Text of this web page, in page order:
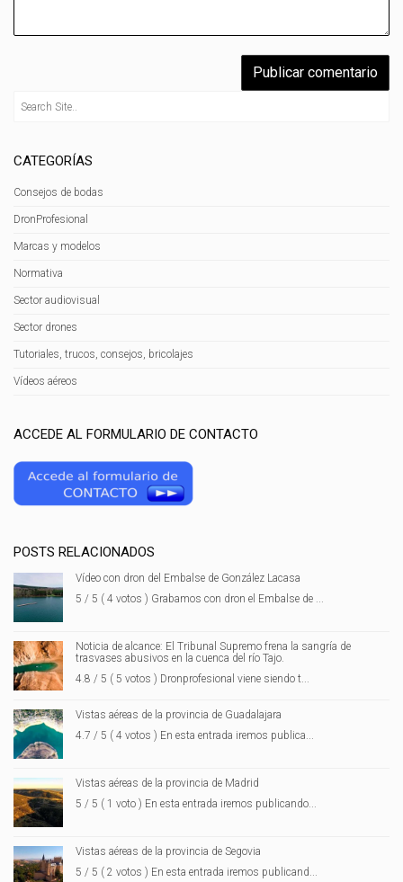
CATEGORÍAS
Consejos de bodas
DronProfesional
Marcas y modelos
Normativa
Sector audiovisual
Sector drones
Tutoriales, trucos, consejos, bricolajes
Vídeos aéreos
ACCEDE AL FORMULARIO DE CONTACTO
POSTS RELACIONADOS
Vídeo con dron del Embalse de González Lacasa
5 / 5 ( 4 votos ) Grabamos con dron el Embalse de ...
Noticia de alcance: El Tribunal Supremo frena la sangría de
trasvases abusivos en la cuenca del río Tajo.
4.8 / 5 ( 5 votos ) Dronprofesional viene siendo t...
Vistas aéreas de la provincia de Guadalajara
4.7 / 5 ( 4 votos ) En esta entrada iremos publica...
Vistas aéreas de la provincia de Madrid
5 / 5 ( 1 voto ) En esta entrada iremos publicando...
Vistas aéreas de la provincia de Segovia
5 / 5 ( 2 votos ) En esta entrada iremos publicand...